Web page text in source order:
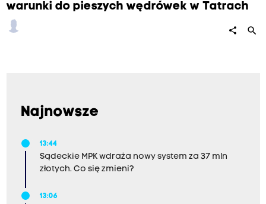
warunki do pieszych wędrówek w Tatrach
share search
Najnowsze
13:44
Sądeckie MPK wdraża nowy system za 37 mln
złotych. Co się zmieni?
13:06